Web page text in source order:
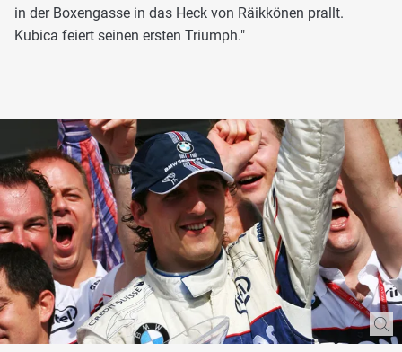
in der Boxengasse in das Heck von Räikkönen prallt.
Kubica feiert seinen ersten Triumph."